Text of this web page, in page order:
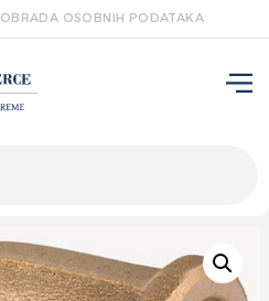
OBRADA OSOBNIH PODATAKA